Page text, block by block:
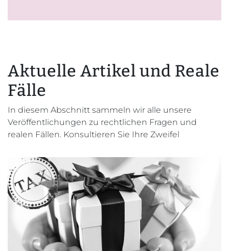
Aktuelle Artikel und Reale
Fälle
In diesem Abschnitt sammeln wir alle unsere
Veröffentlichungen zu rechtlichen Fragen und
realen Fällen. Konsultieren Sie Ihre Zweifel